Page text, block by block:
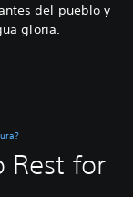
del pueblo y
gloria.
Rest for